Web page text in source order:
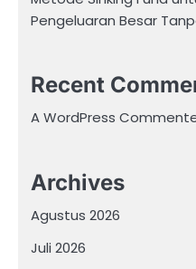
Pengeluaran Besar
Recent
A WordPress
Archives
Agustus 2026
Juli 2026